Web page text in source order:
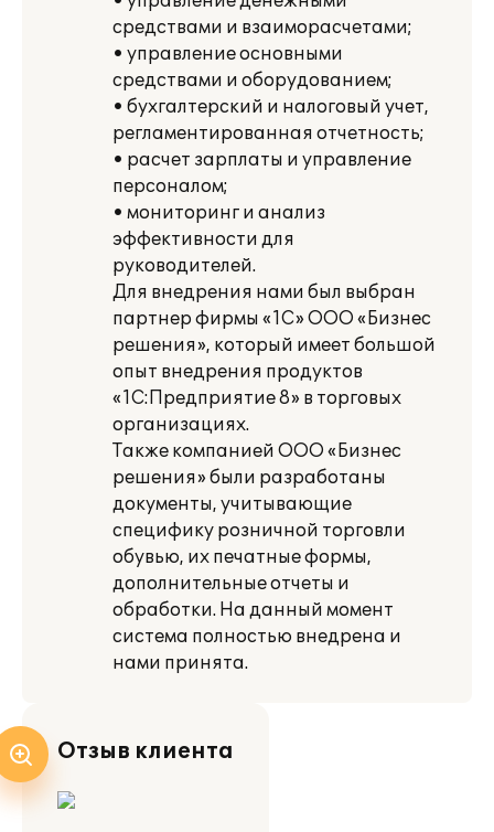
средствами и взаиморасчетами;
• управление основными
средствами и оборудованием;
• бухгалтерский и налоговый учет,
регламентированная отчетность;
• расчет зарплаты и управление
персоналом;
• мониторинг и анализ
эффективности для
руководителей.
Для внедрения нами был выбран
партнер фирмы «1С» ООО «Бизнес
решения», который имеет большой
опыт внедрения продуктов
«1С:Предприятие 8» в торговых
организациях.
Также компанией ООО «Бизнес
решения» были разработаны
документы, учитывающие
специфику розничной торговли
обувью, их печатные формы,
дополнительные отчеты и
обработки. На данный момент
система полностью внедрена и
нами принята.
Отзыв клиента